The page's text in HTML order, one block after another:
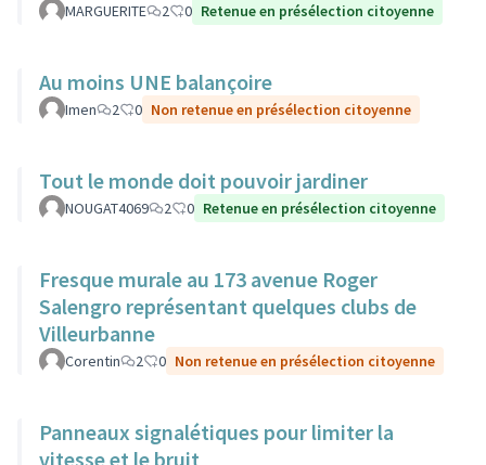
MARGUERITE 2 0 Retenue en présélection citoyenne
Au moins UNE balançoire
Imen 2 0 Non retenue en présélection citoyenne
Tout le monde doit pouvoir jardiner
NOUGAT4069 2 0 Retenue en présélection citoyenne
Fresque murale au 173 avenue Roger
Salengro représentant quelques clubs de
Villeurbanne
Corentin 2 0 Non retenue en présélection citoyenne
Panneaux signalétiques pour limiter la
vitesse et le bruit